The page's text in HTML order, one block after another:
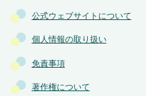
公式ウェブサイトについて
個人情報の取り扱い
免責事項
著作権について